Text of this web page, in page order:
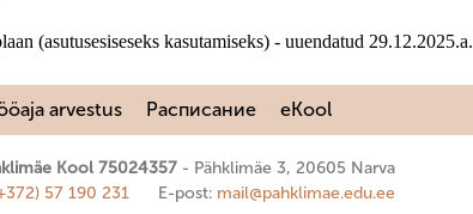
(asutusesiseseks kasutamiseks) - uuendatud 29.12.2025.a.
arvestus Расписание eKool
Kool 75024357
Pähklimäe 3, 20605 Narva
57 190 231 E-post: mail@pahklimae.edu.ee